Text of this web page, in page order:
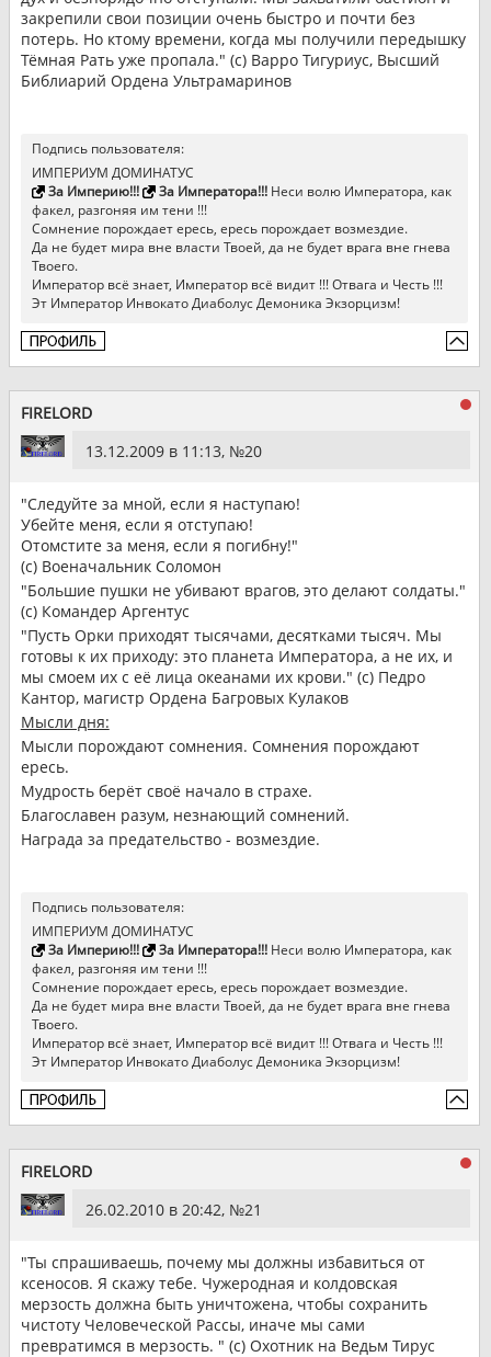
закрепили свои позиции очень быстро и почти без
потерь. Но ктому времени, когда мы получили передышку
Тёмная Рать уже пропала." (с) Варро Тигуриус, Высший
Библиарий Ордена Ультрамаринов
Подпись пользователя:
ИМПЕРИУМ ДОМИНАТУС
За Империю!!!
За Императора!!!Неси волю Императора, как
факел, разгоняя им тени !!!
Сомнение порождает ересь, ересь порождает возмездие.
Да не будет мира вне власти Твоей, да не будет врага вне гнева
Твоего.
Император всё знает, Император всё видит !!! Отвага и Честь !!!
Эт Император Инвокато Диаболус Демоника Экзорцизм!
FIRELORD
13.12.2009 в 11:13, №20
"Следуйте за мной, если я наступаю!
Убейте меня, если я отступаю!
Отомстите за меня, если я погибну!"
(с) Военачальник Соломон
"Большие пушки не убивают врагов, это делают солдаты."
(с) Командер Аргентус
"Пусть Орки приходят тысячами, десятками тысяч. Мы
готовы к их приходу: это планета Императора, а не их, и
мы смоем их с её лица океанами их крови." (с) Педро
Кантор, магистр Ордена Багровых Кулаков
Мысли дня:
Мысли порождают сомнения. Сомнения порождают
ересь.
Мудрость берёт своё начало в страхе.
Благославен разум, незнающий сомнений.
Награда за предательство - возмездие.
Подпись пользователя:
ИМПЕРИУМ ДОМИНАТУС
За Империю!!!
За Императора!!!Неси волю Императора, как
факел, разгоняя им тени !!!
Сомнение порождает ересь, ересь порождает возмездие.
Да не будет мира вне власти Твоей, да не будет врага вне гнева
Твоего.
Император всё знает, Император всё видит !!! Отвага и Честь !!!
Эт Император Инвокато Диаболус Демоника Экзорцизм!
FIRELORD
26.02.2010 в 20:42, №21
"Ты спрашиваешь, почему мы должны избавиться от
ксеносов. Я скажу тебе. Чужеродная и колдовская
мерзость должна быть уничтожена, чтобы сохранить
чистоту Человеческой Рассы, иначе мы сами
превратимся в мерзость. " (с) Охотник на Ведьм Тирус